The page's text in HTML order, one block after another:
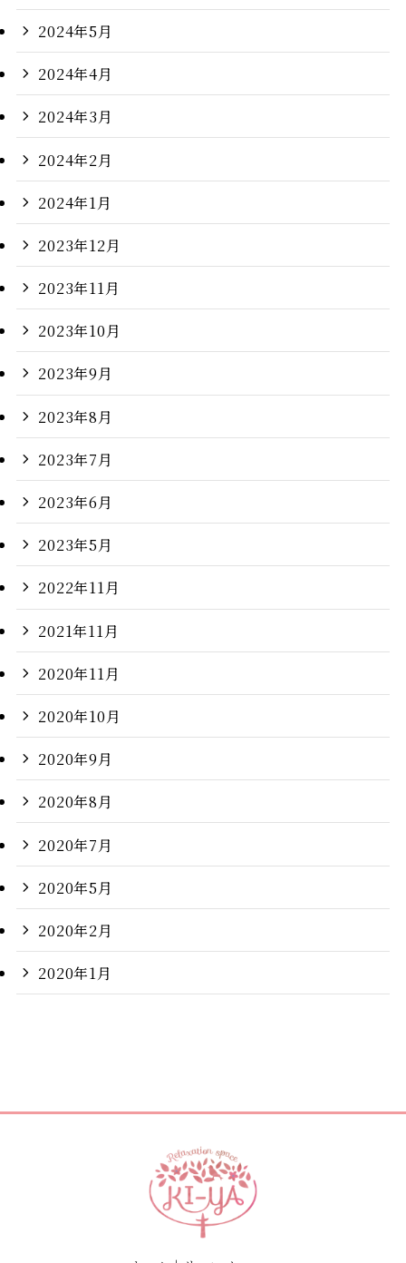
2024年5月
2024年4月
2024年3月
2024年2月
2024年1月
2023年12月
2023年11月
2023年10月
2023年9月
2023年8月
2023年7月
2023年6月
2023年5月
2022年11月
2021年11月
2020年11月
2020年10月
2020年9月
2020年8月
2020年7月
2020年5月
2020年2月
2020年1月